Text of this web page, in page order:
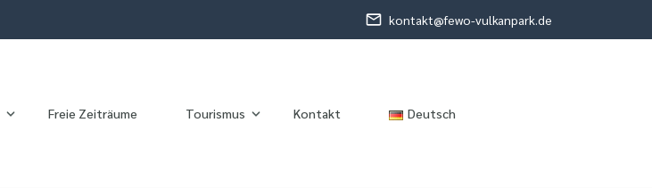
kontakt@fewo-vulkanpark.de
Freie Zeiträume Tourismus Kontakt Deutsch